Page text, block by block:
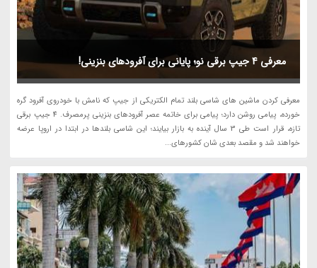
معرفی 4 جیپ برقی نو؛ پایانی برای آفرودهای بنزینی!
معرفی کردن ماشین های شاسی بلند تمام الکتریکی از جیپ که نامش با خودروی آفرود گره
خورده، پیامی روشن دارد؛ پیامی برای خاتمه عصر آفرودهای بنزینی پرمصرف. 4 جیپ برقی
تازه، قرار است طی 3 سال آینده به بازار بیایند؛ این شاسی بلندها در ابتدا در اروپا عرضه
خواهند شد و مقصد بعدی شان کشورهای...